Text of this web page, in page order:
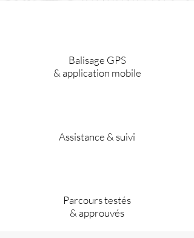
Balisage GPS
& application mobile
Assistance & suivi
Parcours testés
& approuvés